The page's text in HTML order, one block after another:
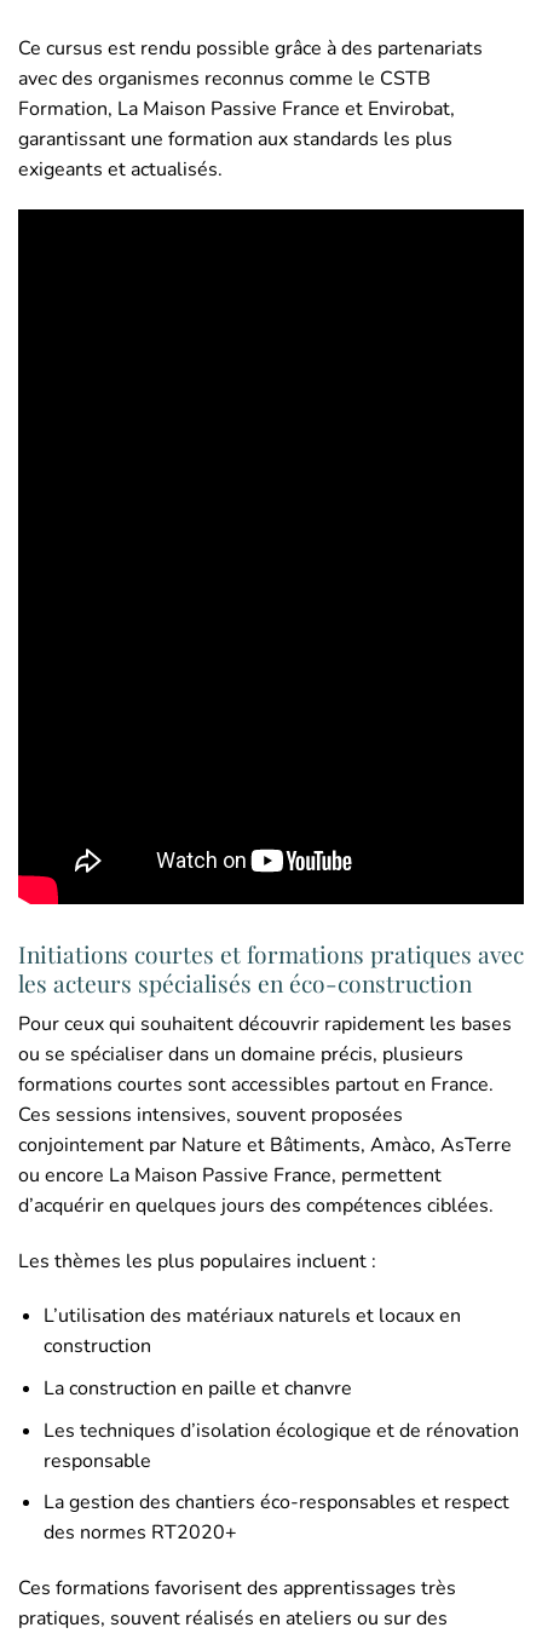
Ce cursus est rendu possible grâce à des partenariats
avec des organismes reconnus comme le CSTB
Formation, La Maison Passive France et Envirobat,
garantissant une formation aux standards les plus
exigeants et actualisés.
Initiations courtes et formations pratiques avec
les acteurs spécialisés en éco-construction
Pour ceux qui souhaitent découvrir rapidement les bases
ou se spécialiser dans un domaine précis, plusieurs
formations courtes sont accessibles partout en France.
Ces sessions intensives, souvent proposées
conjointement par Nature et Bâtiments, Amàco, AsTerre
ou encore La Maison Passive France, permettent
d’acquérir en quelques jours des compétences ciblées.
Les thèmes les plus populaires incluent :
L’utilisation des matériaux naturels et locaux en
construction
La construction en paille et chanvre
Les techniques d’isolation écologique et de rénovation
responsable
La gestion des chantiers éco-responsables et respect
des normes RT2020+
Ces formations favorisent des apprentissages très
pratiques, souvent réalisés en ateliers ou sur des